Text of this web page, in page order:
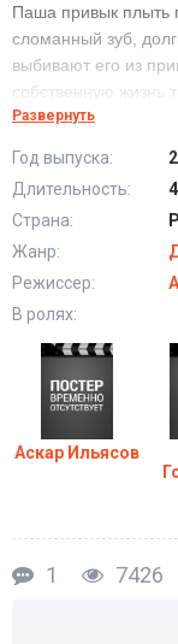
Паша привык плыть
сломанный зуб,
выбивают его из
собственную жизнь
Сериал
Развернуть
Год выпуска:
Длительность:
Страна:
Жанр:
Режиссер:
В ролях:
Аскар Ильясов
1 7426